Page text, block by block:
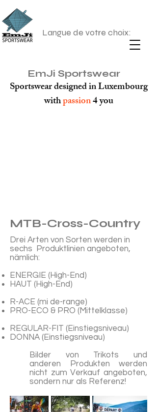
Langue de votre choix:
EmJi Sportswear
Sportswear designed in Luxembourg
withpassion4 you
MTB-Cross-Country
Drei Arten von Sorten werden in
sechs Produktlinien angeboten,
nämlich:
ENERGIE (High-End)
HAUT (High-End)
R-ACE (mi de-range)
PRO-ECO & PRO (Mittelklasse)
REGULAR-FIT (Einstiegsniveau)
DONNA (Einstiegsniveau)
Bilder von Trikots und
anderen Produkten werden
nicht zum Verkauf angeboten,
sondern nur als Referenz!